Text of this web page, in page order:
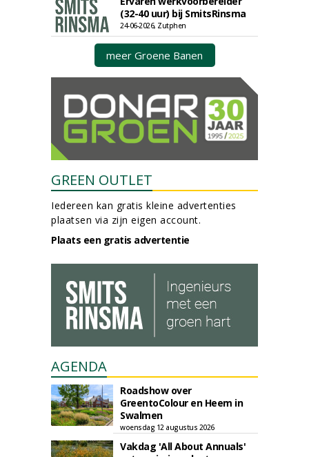
(32-40 uur) bij SmitsRinsma
24-06-2026, Zutphen
meer Groene Banen
GREEN OUTLET
Iedereen kan gratis kleine advertenties
plaatsen via zijn eigen account.
Plaats een gratis advertentie
AGENDA
Roadshow over
GreentoColour en Heem in
Swalmen
woensdag 12 augustus 2026
Vakdag 'All About Annuals'